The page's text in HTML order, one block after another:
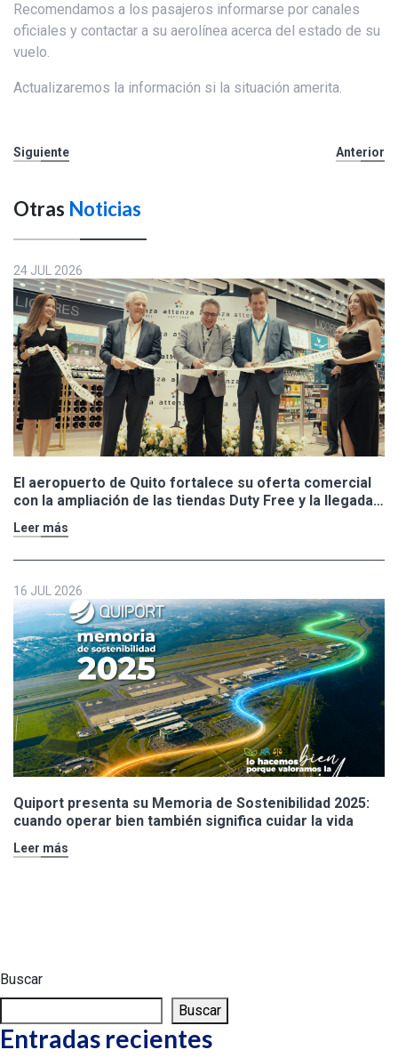
Recomendamos a los pasajeros informarse por canales
oficiales y contactar a su aerolínea acerca del estado de su
vuelo.
Actualizaremos la información si la situación amerita.
Siguiente Anterior
Otras Noticias
24 JUL 2026
El aeropuerto de Quito fortalece su oferta comercial
con la ampliación de las tiendas Duty Free y la llegada
de Polo Ralph Lauren y Adidas
Leer más
16 JUL 2026
Quiport presenta su Memoria de Sostenibilidad 2025:
cuando operar bien también significa cuidar la vida
Leer más
Buscar
Buscar
Entradas recientes